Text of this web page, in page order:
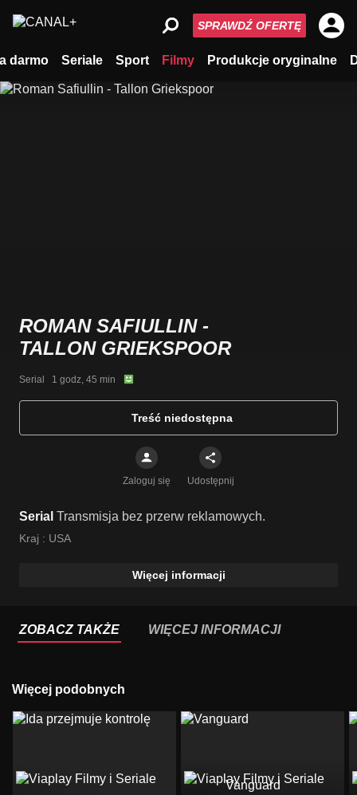
darmo Seriale Sport Filmy Produkcje oryginalne
SPRAWDŹ OFERTĘ
ROMAN SAFIULLIN -
TALLON GRIEKSPOOR
Serial   1 godz, 45 min
Treść niedostępna
Zaloguj się Udostępnij
Serial Transmisja bez przerw reklamowych.
Kraj : USA
Więcej informacji
ZOBACZ TAKŻE WIĘCEJ INFORMACJI
Więcej podobnych
Vanguard